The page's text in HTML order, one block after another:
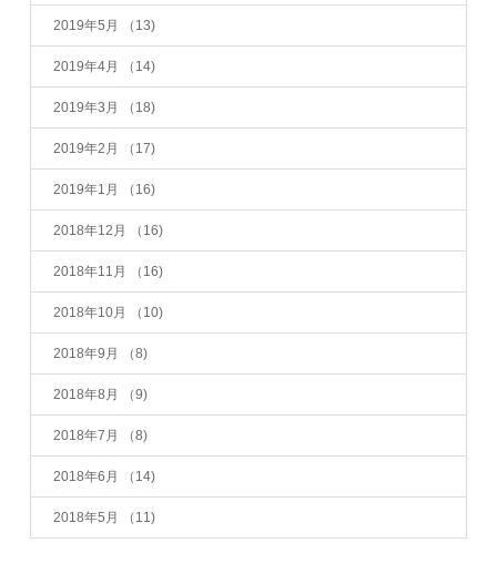
2019年5月 （13)
2019年4月 （14)
2019年3月 （18)
2019年2月 （17)
2019年1月 （16)
2018年12月 （16)
2018年11月 （16)
2018年10月 （10)
2018年9月 （8)
2018年8月 （9)
2018年7月 （8)
2018年6月 （14)
2018年5月 （11)